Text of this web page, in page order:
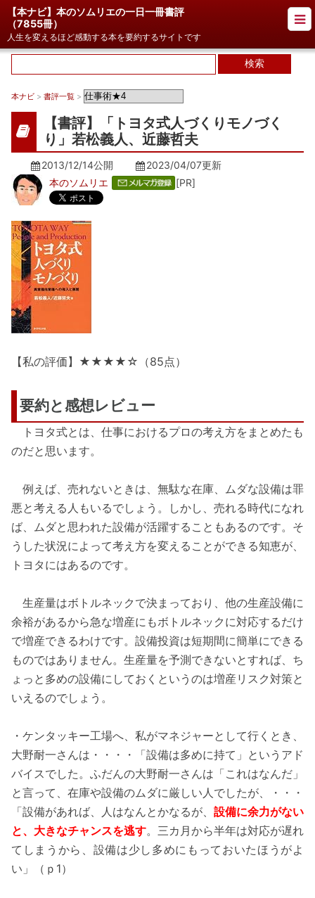
【本ナビ】本のソムリエの一日一冊書評
（7855冊）
人生を変えるほど感動する本を要約するサイトです
本ナビ > 書評一覧 >
【書評】「トヨタ式人づくりモノづく
り」若松義人、近藤哲夫
2013/12/14公開 2023/04/07更新
本のソムリエ
[PR]
【私の評価】★★★★☆（85点）
要約と感想レビュー
トヨタ式とは、仕事におけるプロの考え方をまとめたも
のだと思います。
例えば、売れないときは、無駄な在庫、ムダな設備は罪
悪と考える人もいるでしょう。しかし、売れる時代になれ
ば、ムダと思われた設備が活躍することもあるのです。そ
うした状況によって考え方を変えることができる知恵が、
トヨタにはあるのです。
生産量はボトルネックで決まっており、他の生産設備に
余裕があるから急な増産にもボトルネックに対応するだけ
で増産できるわけです。設備投資は短期間に簡単にできる
ものではありません。生産量を予測できないとすれば、ち
ょっと多めの設備にしておくというのは増産リスク対策と
いえるのでしょう。
・ケンタッキー工場へ、私がマネジャーとして行くとき、
大野耐一さんは・・・・「設備は多めに持て」というアド
バイスでした。ふだんの大野耐一さんは「これはなんだ」
と言って、在庫や設備のムダに厳しい人でしたが、・・・
「設備があれば、人はなんとかなるが、 設備に余力がない
と、大きなチャンスを逃す。三カ月から半年は対応が遅れ
てしまうから、設備は少し多めにもっておいたほうがよ
い」（ｐ1）